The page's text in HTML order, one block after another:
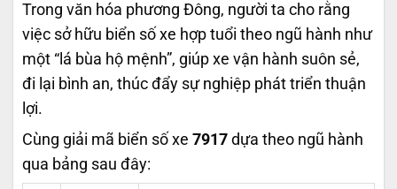
Trong văn hóa phương Đông, người ta cho rằng
việc sở hữu biển số xe hợp tuổi theo ngũ hành như
một “lá bùa hộ mệnh”, giúp xe vận hành suôn sẻ,
đi lại bình an, thúc đẩy sự nghiệp phát triển thuận
lợi.
Cùng giải mã biển số xe 7917 dựa theo ngũ hành
qua bảng sau đây: